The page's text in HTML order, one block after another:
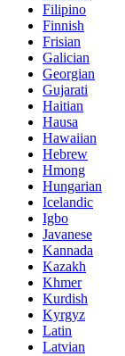
Filipino
Finnish
Frisian
Galician
Georgian
Gujarati
Haitian
Hausa
Hawaiian
Hebrew
Hmong
Hungarian
Icelandic
Igbo
Javanese
Kannada
Kazakh
Khmer
Kurdish
Kyrgyz
Latin
Latvian